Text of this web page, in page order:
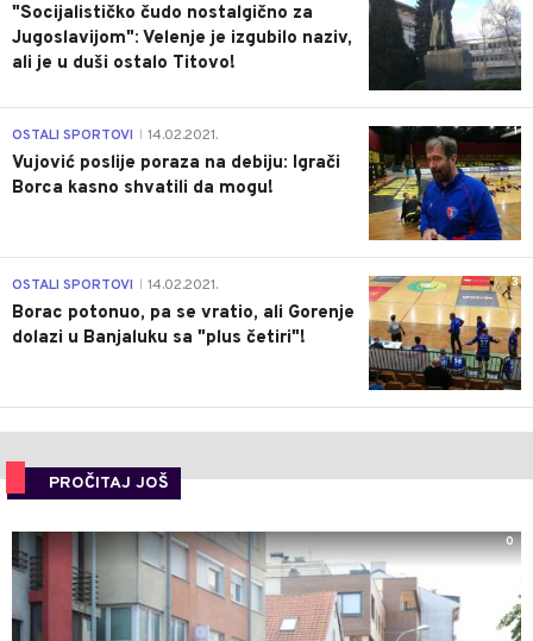
"Socijalističko čudo nostalgično za
Jugoslavijom": Velenje je izgubilo naziv,
ali je u duši ostalo Titovo!
1
OSTALI SPORTOVI 14.02.2021.
Vujović poslije poraza na debiju: Igrači
Borca kasno shvatili da mogu!
3
OSTALI SPORTOVI 14.02.2021.
Borac potonuo, pa se vratio, ali Gorenje
dolazi u Banjaluku sa "plus četiri"!
PROČITAJ JOŠ
0